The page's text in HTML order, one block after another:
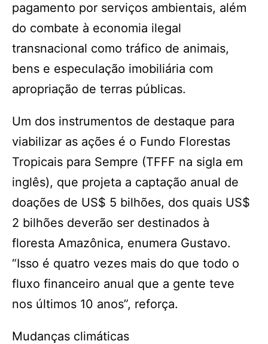
pagamento por serviços ambientais, além
do combate à economia ilegal
transnacional como tráfico de animais,
bens e especulação imobiliária com
apropriação de terras públicas.
Um dos instrumentos de destaque para
viabilizar as ações é o Fundo Florestas
Tropicais para Sempre (TFFF na sigla em
inglês), que projeta a captação anual de
doações de US$ 5 bilhões, dos quais US$
2 bilhões deverão ser destinados à
floresta Amazônica, enumera Gustavo.
“Isso é quatro vezes mais do que todo o
fluxo financeiro anual que a gente teve
nos últimos 10 anos”, reforça.
Mudanças climáticas